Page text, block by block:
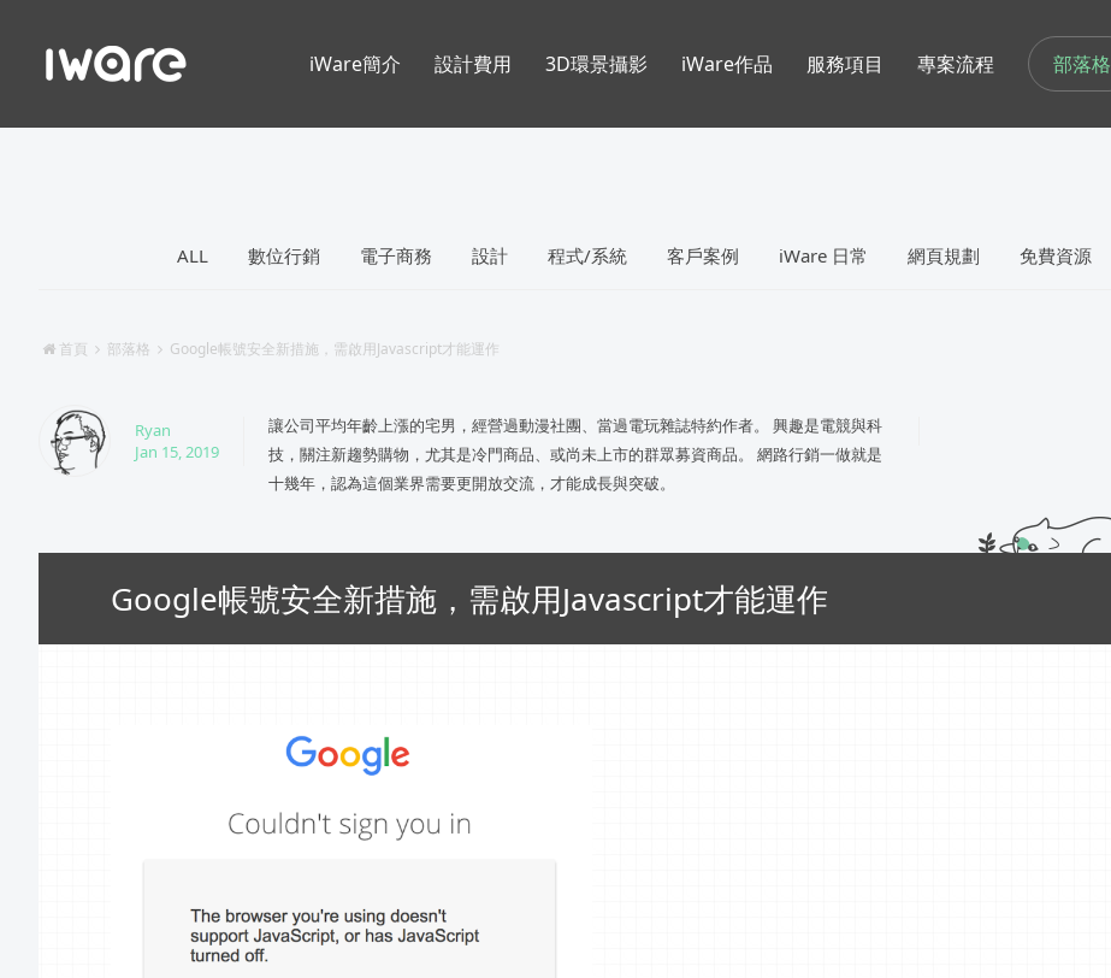
部落格
ALL 數位行銷 電子商務 設計 程式/系統 客戶案例 iWare 日常 網頁規劃 免費資源
首頁 部落格 Google帳號安全新措施，需啟用Javascript才能運作
Ryan
Jan 15, 2019
讓公司平均年齡上漲的宅男，經營過動漫社團、當過電玩雜誌特約作者。 興趣是電競與科
技，關注新趨勢購物，尤其是冷門商品、或尚未上市的群眾募資商品。 網路行銷一做就是
十幾年，認為這個業界需要更開放交流，才能成長與突破。
Google帳號安全新措施，需啟用Javascript才能運作